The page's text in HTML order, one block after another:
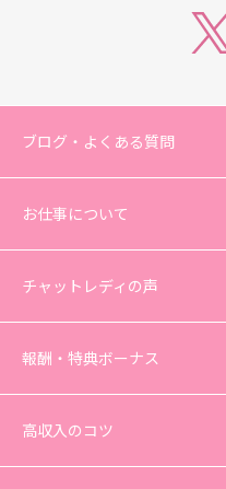
ブログ・よくある質問
お仕事について
チャットレディの声
報酬・特典ボーナス
高収入のコツ